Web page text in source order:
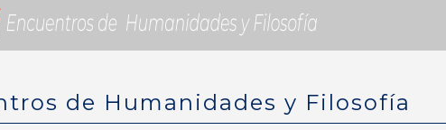
de Humanidades y Filosofía